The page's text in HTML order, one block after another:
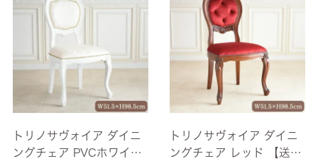
トリノサヴォイア ダイニ
ングチェア PVCホワイト
トリノサヴォイア ダイニ
ングチェア レッド 【送料